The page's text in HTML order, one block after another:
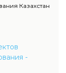
Казахстан
-